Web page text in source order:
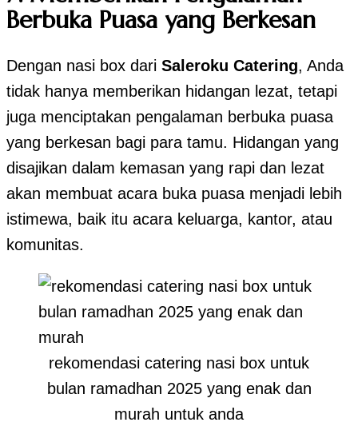
Berbuka Puasa yang Berkesan
Dengan nasi box dari Saleroku Catering, Anda
tidak hanya memberikan hidangan lezat, tetapi
juga menciptakan pengalaman berbuka puasa
yang berkesan bagi para tamu. Hidangan yang
disajikan dalam kemasan yang rapi dan lezat
akan membuat acara buka puasa menjadi lebih
istimewa, baik itu acara keluarga, kantor, atau
komunitas.
rekomendasi catering nasi box untuk
bulan ramadhan 2025 yang enak dan
murah untuk anda